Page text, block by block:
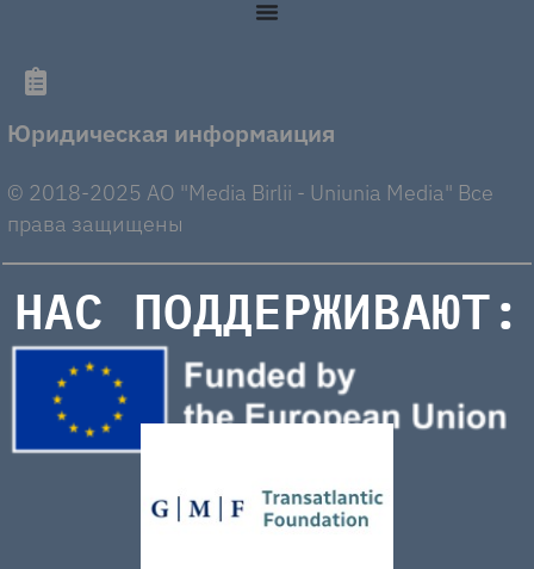
Юридическая информаиция
© 2018-2025 AO "Media Birlii - Uniunia Media" Все
права защищены
НАС ПОДДЕРЖИВАЮТ: